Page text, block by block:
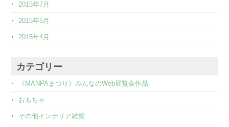
2015年7月
2015年5月
2015年4月
カテゴリー
《MANPAまつり》みんなのWeb展覧会作品
おもちゃ
その他インテリア雑貨